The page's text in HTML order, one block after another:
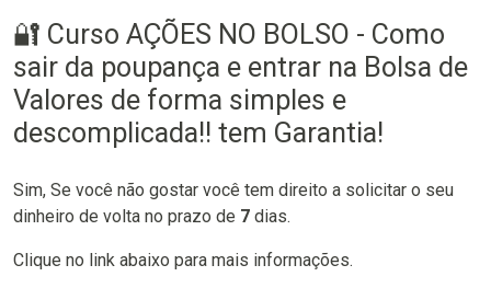
🔐 Curso AÇÕES NO BOLSO - Como
sair da poupança e entrar na Bolsa de
Valores de forma simples e
descomplicada!! tem Garantia!
Sim, Se você não gostar você tem direito a solicitar o seu
dinheiro de volta no prazo de 7 dias.
Clique no link abaixo para mais informações.